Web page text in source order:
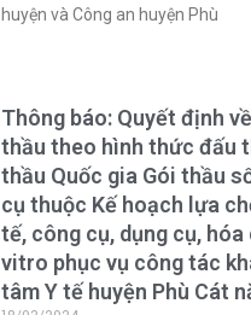
huyện và Công an huyện Phù
Thông báo: Quyết định
thầu theo hình thức đấu
thầu Quốc gia Gói thầu
cụ thuộc Kế hoạch lựa
tế, công cụ, dụng cụ,
vitro phục vụ công tác
tâm Y tế huyện Phù Cát